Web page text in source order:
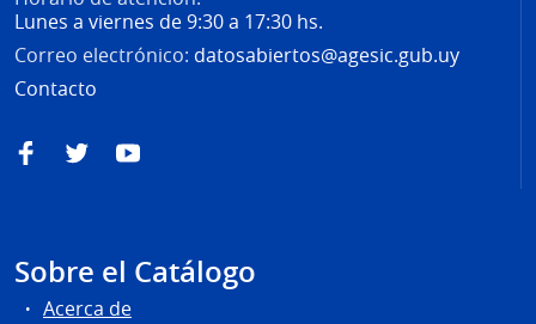
Lunes a viernes de 9:30 a 17:30 hs.
Correo electrónico: datosabiertos@agesic.gub.uy
Contacto
FacebookTwitterYouTube
Sobre el Catálogo
Acerca de